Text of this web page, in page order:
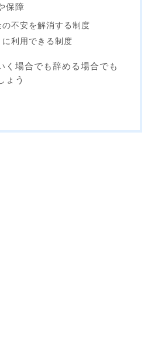
保障
不安を解消する制度
利用できる制度
く場合でも辞める場合でも
ょう